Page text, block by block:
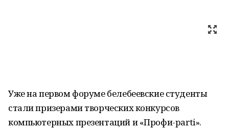
Уже на первом форуме белебеевские студенты
стали призерами творческих конкурсов
компьютерных презентаций и «Профи-parti».